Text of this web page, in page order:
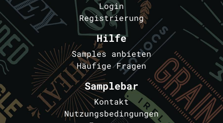
Login
Registrierung
Hilfe
Samples anbieten
Häufige Fragen
Samplebar
Kontakt
Nutzungsbedingungen